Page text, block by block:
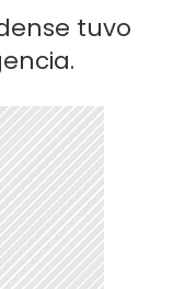
tuvo